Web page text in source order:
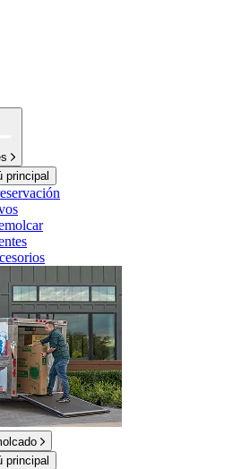
principal
principal